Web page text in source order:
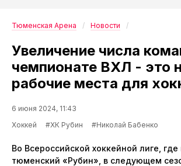
Тюменская Арена Новости
Увеличение числа
чемпионате ВХЛ - это
рабочие места для
6 июня 2024, 11:43
Хоккей
#ХК Рубин #Николай Бабенко
Во Всероссийской хоккейной лиге, где
тюменский «Рубин», в следующем